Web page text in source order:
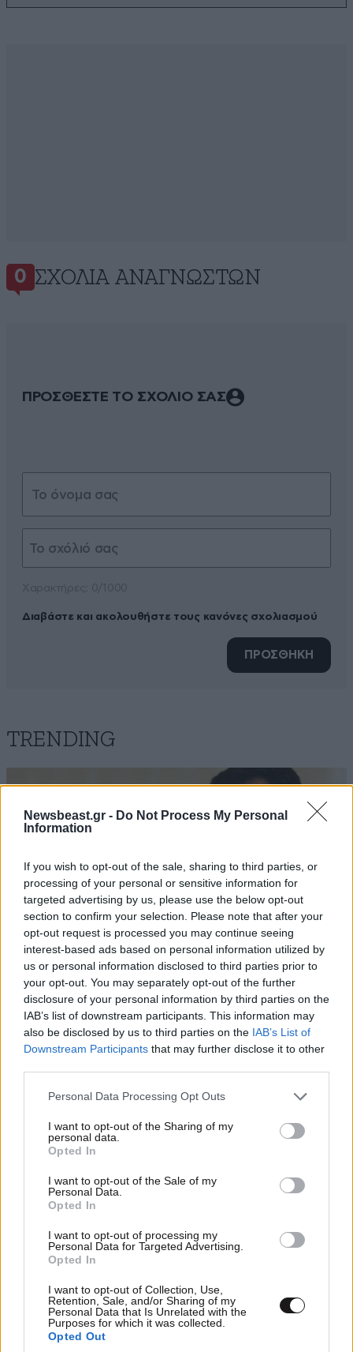
Newsbeast.gr - Do Not Process My Personal
Information
If you wish to opt-out of the sale, sharing to third parties, or
processing of your personal or sensitive information for
targeted advertising by us, please use the below opt-out
section to confirm your selection. Please note that after your
opt-out request is processed you may continue seeing
interest-based ads based on personal information utilized by
us or personal information disclosed to third parties prior to
your opt-out. You may separately opt-out of the further
disclosure of your personal information by third parties on the
IAB’s list of downstream participants. This information may
also be disclosed by us to third parties on the IAB’s List of
Downstream Participants that may further disclose it to other
Please note that this website/app uses one or more Google
not limited to your visit or usage behaviour. You may click to
grant or deny consent to Google and its third-party tags to
use your data for below specified purposes in below Google
consent section.
Personal Data Processing Opt Outs
I want to opt-out of the Sharing of my
personal data.
Opted In
I want to opt-out of the Sale of my
Personal Data.
Opted In
I want to opt-out of processing my
Personal Data for Targeted Advertising.
Opted In
I want to opt-out of Collection, Use,
Retention, Sale, and/or Sharing of my
Personal Data that Is Unrelated with the
Purposes for which it was collected.
Opted Out
0 ΣΧΌΛΙΑ ΑΝΑΓΝΩΣΤΏΝ
ΠΡΟΣΘΕΣΤΕ ΤΟ ΣΧΟΛΙΟ ΣΑΣ
Διαβάστε και ακολουθήστε τους κανόνες σχολιασμού
ΠΡΟΣΘΗΚΗ
TRENDING
ΚΟΣΜΟΣ08·08·2026 04:58
Στα ίχνη της «Αράχνης» του Άσαντ: Ο
άνθρωπος των βασανιστηρίων της Συρίας
εντοπίστηκε στη Ρωσία